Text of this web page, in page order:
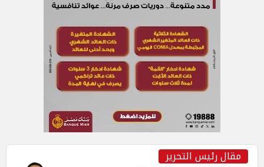
مقال رئيس التحرير